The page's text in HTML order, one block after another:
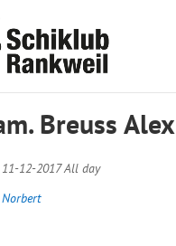
Breuss Alex
11-12-2017 All day
Norbert